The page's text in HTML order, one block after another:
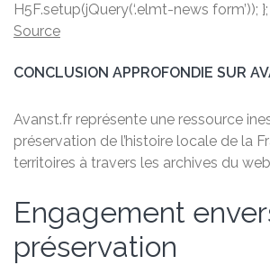
H5F.setup(jQuery(‘.elmt-news form’)); };
Source
CONCLUSION APPROFONDIE SUR
Avanst.fr représente une ressource
préservation de l’histoire locale de la
territoires à travers les archives du
Engagement
préservation